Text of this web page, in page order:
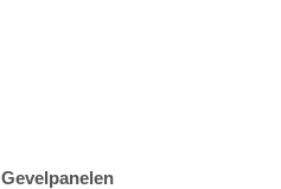
Gevelpanelen